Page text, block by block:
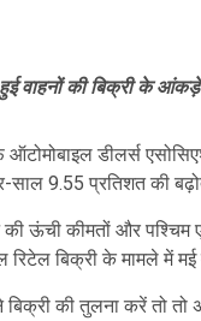
वाहनों की बिक्री के आंकड़े
डीलर्स
साल 9.55 प्रतिशत की
ऊंची कीमतों और पश्चिम
रिटेल बिक्री के मामले में
बिक्री की तुलना करें तो